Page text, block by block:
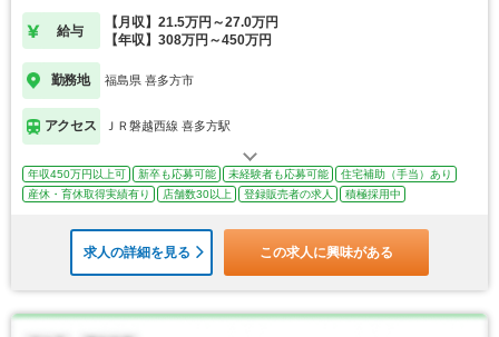
給与
【月収】21.5万円～27.0万円
【年収】308万円～450万円
勤務地 福島県 喜多方市
アクセス ＪＲ磐越西線 喜多方駅
年収450万円以上可 新卒も応募可能 未経験者も応募可能
住宅補助（手当）あり
産休・育休取得実績有り
店舗数30以上 登録販売者の求人 積極採用中
求人の詳細を見る この求人に興味がある